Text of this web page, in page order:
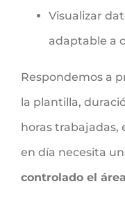
Visualizar
adaptable a
Respondemos a
la plantilla,
horas trabajadas,
en día necesita
controlado el